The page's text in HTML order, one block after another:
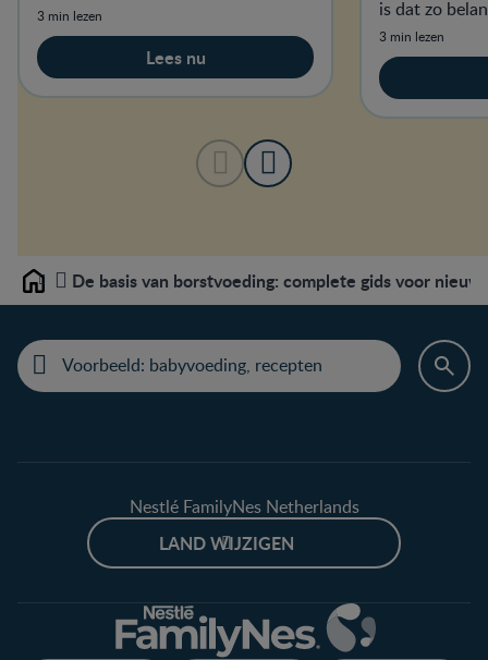
van de weeën zal je echt niet
3 min lezen
Lees nu
is dat zo
3 min lezen
Home De basis van borstvoeding: complete gids voor
Nestlé FamilyNes Netherlands
LAND WIJZIGEN